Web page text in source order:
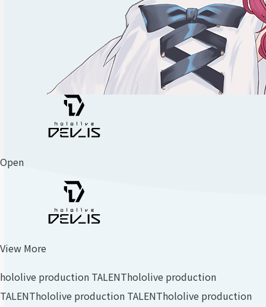
Open
View More
hololive production TALENThololive production
TALENThololive production TALENThololive production